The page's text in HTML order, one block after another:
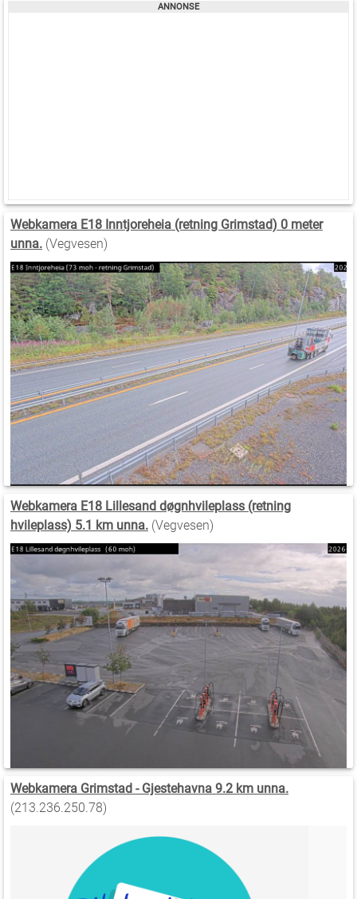
Webkamera E18 Inntjoreheia (retning Grimstad) 0 meter
unna. (Vegvesen)
Webkamera E18 Lillesand døgnhvileplass (retning
hvileplass) 5.1 km unna. (Vegvesen)
Webkamera Grimstad - Gjestehavna 9.2 km unna.
(213.236.250.78)